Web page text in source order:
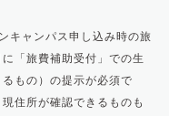
キャンパス申し込み時の旅
「旅費補助受付」での生
もの）の提示が必須で
住所が確認できるものも